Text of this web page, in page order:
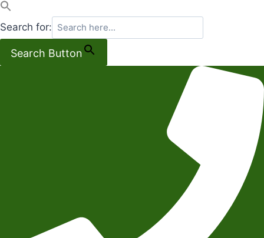
Search for:
Search Button